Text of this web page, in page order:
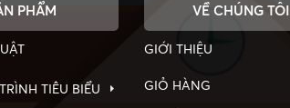
PHẨM
TIÊU BIỂU
VỀ CHÚNG TÔI
GIỚI THIỆU
GIỎ HÀNG